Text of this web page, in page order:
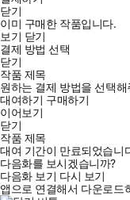
닫기
이미 구매한 작품입니다.
보기 닫기
결제 방법 선택
닫기
작품 제목
원하는 결제 방법을 선택해
대여하기 구매하기
이어보기
닫기
작품 제목
대여 기간이 만료되었습니
다음화를 보시겠습니까?
다음화 보기 다시 보기
앱으로 연결해서 다운로드